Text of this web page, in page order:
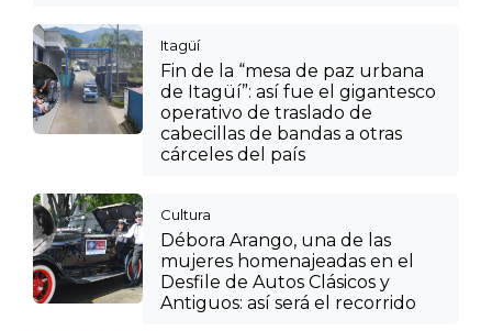
Itagüí
Fin de la “mesa de paz urbana
de Itagüí”: así fue el gigantesco
operativo de traslado de
cabecillas de bandas a otras
cárceles del país
Cultura
Débora Arango, una de las
mujeres homenajeadas en el
Desfile de Autos Clásicos y
Antiguos: así será el recorrido